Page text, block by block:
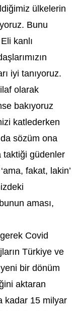
ülkelerin
Bunu
kanlı
iyi tanıyoruz.
olarak
bakıyoruz
katlederken
sözüm ona
taktiği güdenler
fakat, lakin’
aması,
Covid
Türkiye ve
bir dönüm
aktaran
kadar 15 milyar